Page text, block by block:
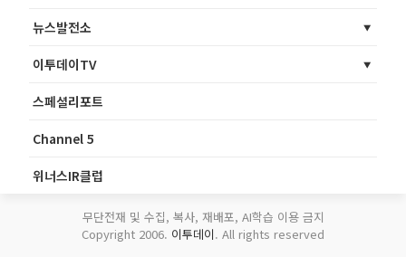
뉴스발전소
이투데이TV
스페셜리포트
Channel 5
위너스IR클럽
무단전재 및 수집, 복사, 재배포, AI학습 이용 금지
Copyright 2006. 이투데이. All rights reserved